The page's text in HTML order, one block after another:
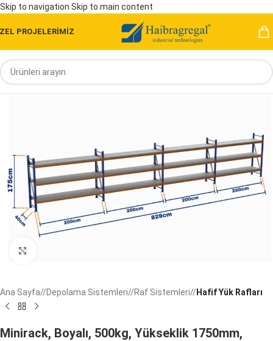
Skip to navigation Skip to main content
PROJELERİMİZ
Ana Sayfa/ Depolama Sistemleri/ Raf Sistemleri/ Hafif Yük Rafları
Minirack, Boyalı, 500kg, Yükseklik 1750mm,